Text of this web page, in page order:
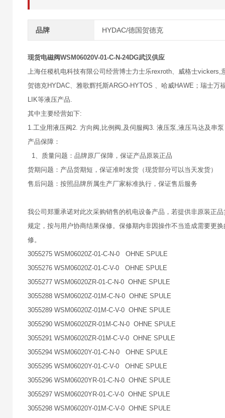
品牌 HYDAC/德国贺德克
现货电磁阀WSM06020V-01-C-N-24DG武汉供应
上海任稷机电科技有限公司经营博士力士乐rexroth、威格士
贺德克HYDAC、雅歌辉托斯ARGO-HYTOS 、哈威HAWE；瑞士
LIK等液压产品.
其中主要经营如下:
1.工业用液压阀2. 方向阀,比例阀,及伺服阀3. 液压泵,液压马达及串
产品保障：
1、质量问题：品牌原厂保障，保证产品原装正品
货期问题：产品货期短，保证准时发货（现货部分可以当天发货）
售后问题：按照品牌所属生产厂家标准执行，保证售后服务
我公司郑重承诺对此次采购销售的机电设备产品，若提供非原装正
规定，按与用户协商结果保修。保修期内非因操作不当造成需要更
修。
3055275 WSM06020Z-01-C-N-0 OHNE SPULE
3055276 WSM06020Z-01-C-V-0 OHNE SPULE
3055277 WSM06020ZR-01-C-N-0 OHNE SPULE
3055288 WSM06020Z-01M-C-N-0 OHNE SPULE
3055289 WSM06020Z-01M-C-V-0 OHNE SPULE
3055290 WSM06020ZR-01M-C-N-0 OHNE SPULE
3055291 WSM06020ZR-01M-C-V-0 OHNE SPULE
3055294 WSM06020Y-01-C-N-0 OHNE SPULE
3055295 WSM06020Y-01-C-V-0 OHNE SPULE
3055296 WSM06020YR-01-C-N-0 OHNE SPULE
3055297 WSM06020YR-01-C-V-0 OHNE SPULE
3055298 WSM06020Y-01M-C-V-0 OHNE SPULE